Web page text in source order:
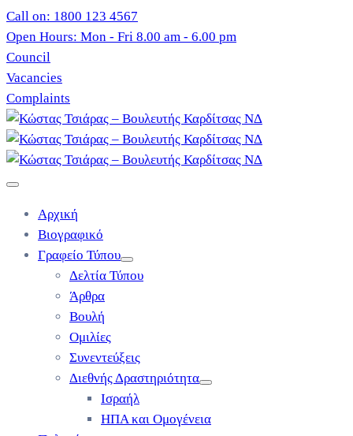
Call on: 1800 123 4567
Open Hours: Mon - Fri 8.00 am - 6.00 pm
Council
Vacancies
Complaints
Αρχική
Βιογραφικό
Γραφείο Τύπου
Δελτία Τύπου
Άρθρα
Βουλή
Ομιλίες
Συνεντεύξεις
Διεθνής Δραστηριότητα
Ισραήλ
ΗΠΑ και Ομογένεια